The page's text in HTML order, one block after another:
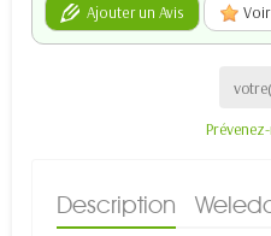
Ajouter un Avis
Description